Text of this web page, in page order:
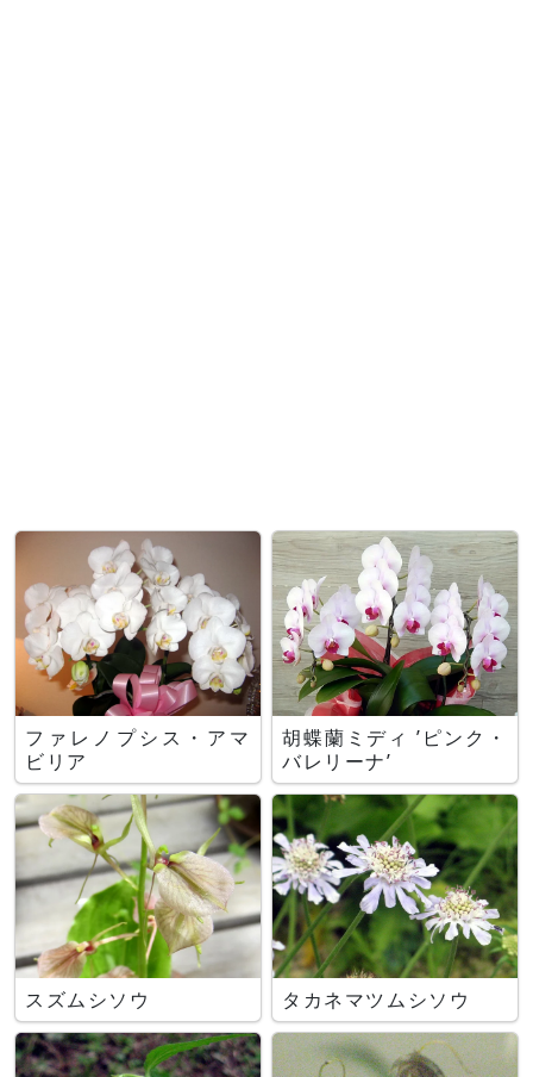
ファレノプシス・アマ
ビリア
胡蝶蘭ミディ ’ピンク・
バレリーナ’
スズムシソウ タカネマツムシソウ